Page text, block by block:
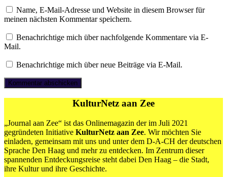
Name, E-Mail-Adresse und Website in diesem Browser für
meinen nächsten Kommentar speichern.
Benachrichtige mich über nachfolgende Kommentare via E-
Mail.
Benachrichtige mich über neue Beiträge via E-Mail.
KulturNetz aan Zee
„Journal aan Zee“ ist das Onlinemagazin der im Juli 2021
gegründeten Initiative KulturNetz aan Zee. Wir möchten Sie
einladen, gemeinsam mit uns und unter dem D-A-CH der deutschen
Sprache Den Haag und mehr zu entdecken. Im Zentrum dieser
spannenden Entdeckungsreise steht dabei Den Haag – die Stadt,
ihre Kultur und ihre Geschichte.